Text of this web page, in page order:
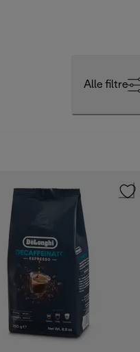
Alle filtre